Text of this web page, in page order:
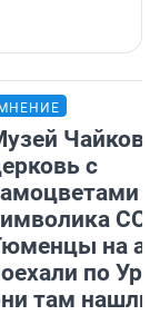
МНЕНИЕ
с
на
по
там нашли